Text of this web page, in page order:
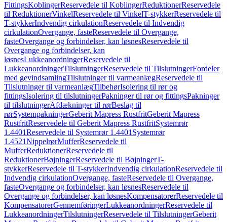
FittingsKoblingerReservedele til KoblingerReduktionerReservedele
til ReduktionerVinkelReservedele til VinkelT-stykkerReservedele til
T-stykkerIndvendig cirkulationReservedele til Indvendig
cirkulationOvergange, fasteReservedele til Overgange,
fasteOvergange og forbindelser, kan løsnesReservedele til
Overgange og forbindelser, kan
løsnesLukkeanordningerReservedele til
LukkeanordningerTilslutningerReservedele til TilslutningerFordeler
med gevindsamlingTilslutninger til varmeanlægReservedele til
Tilslutninger til varmeanlægTilbehørIsolering til rør og
fittingsIsolering til tilslutningerPakninger til rør og fittingsPakninger
til tilslutningerAfdækninger til rørBeslag til
rørSystempakningerGeberit Mapress RustfritGeberit Mapress
RustfritReservedele til Geberit Mapress RustfritSystemrør
1.4401Reservedele til Systemrør 1.4401 Systemrør
1.4521NippelrørMufferReservedele til
MufferReduktionerReservedele til
ReduktionerBøjningerReservedele til BøjningerT-
stykkerReservedele til T-stykkerIndvendig cirkulationReservedele til
Indvendig cirkulationOvergange, fasteReservedele til Overgange,
fasteOvergange og forbindelser, kan løsnesReservedele til
Overgange og forbindelser, kan løsnesKompensatorerReservedele til
KompensatorerGennemføringerLukkeanordningerReservedele til
LukkeanordningerTilslutningerReservedele til TilslutningerGeberit